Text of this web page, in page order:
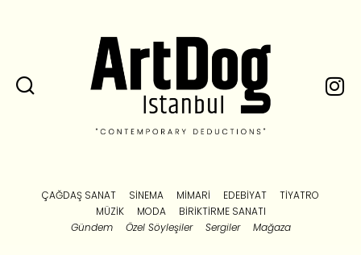
ÇAĞDAŞ SANAT SINEMA MIMARI EDEBIYAT
TIYATRO
MÜZIK
MODA
BIRIKTIRME SANATI
Gündem
Özel Söyleşiler Sergiler Mağaza